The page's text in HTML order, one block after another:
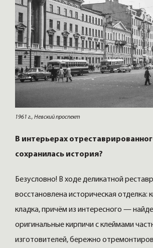
1961 г., Невский проспект
В интерьерах
сохранилась история?
Безусловно! В ходе деликатной
восстановлена историческая отделка:
кладка, причём из интересного —
оригинальные кирпичи с клеймами
изготовителей, бережно